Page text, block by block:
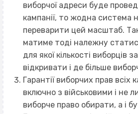
виборчої адреси буде
кампанії, то жодна система
переварити цей масштаб.
матиме тоді належну
для якої кількості виборців
відкривати і де більше
Гарантії виборчих прав всіх
включно з військовими і не
виборче право обирати, а і